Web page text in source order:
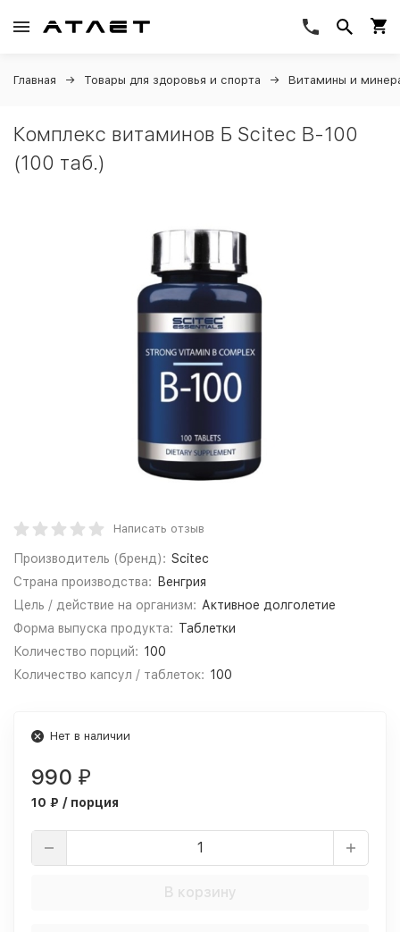
Главная Товары для здоровья и спорта Витамины и
Комплекс витаминов Б Scitec B-100
(100 таб.)
Написать отзыв
Производитель (бренд): Scitec
Страна производства:
Венгрия
Цель / действие на организм: Активное долголетие
Форма выпуска продукта: Таблетки
Количество порций: 100
Количество капсул / таблеток: 100
Нет в наличии
990 ₽
10 ₽ / порция
В корзину